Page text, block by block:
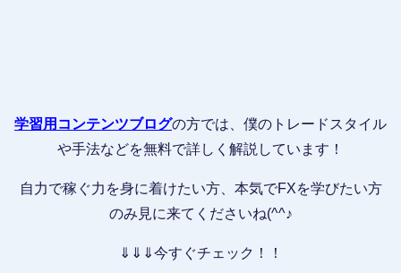
学習用コンテンツブログの方では、僕のトレードスタイル
や手法などを無料で詳しく解説しています！
自力で稼ぐ力を身に着けたい方、本気でFXを学びたい方
のみ見に来てくださいね(^^♪
⇓⇓⇓今すぐチェック！！